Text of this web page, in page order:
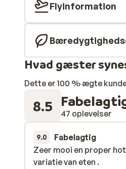
Flyinformation
Hvad gæster
Dette er 100 % ægte
8.5 47 oplevelser
9.0 Fabelagtig
Zeer mooi en proper
variatie van eten .
Zeer mooi en proper
variatie van eten .